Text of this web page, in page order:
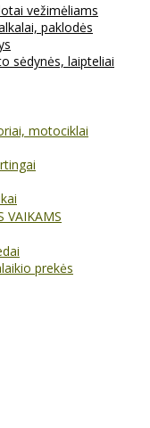
vežimėliams
paklodės
sėdynės, laipteliai
motociklai
VAIKAMS
prekės